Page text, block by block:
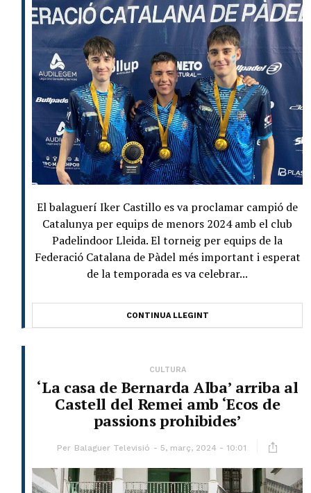
El balaguerí Iker Castillo es va proclamar campió de
Catalunya per equips de menors 2024 amb el club
Padelindoor Lleida. El torneig per equips de la
Federació Catalana de Pàdel més important i esperat
de la temporada es va celebrar...
CONTINUA LLEGINT
CULTURA
‘La casa de Bernarda Alba’ arriba al
Castell del Remei amb ‘Ecos de
passions prohibides’
Per Balaguer Televisió 5, març, 2024 - 10:01